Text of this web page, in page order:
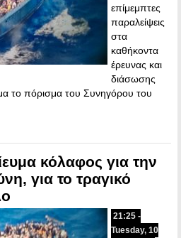
επίμεμπτες
παραλείψεις
στα
καθήκοντα
έρευνας και
διάσωσης
το πόρισμα του Συνηγόρου του
κόλαφος για την
για το τραγικό
21:25 -
Tuesday, 10